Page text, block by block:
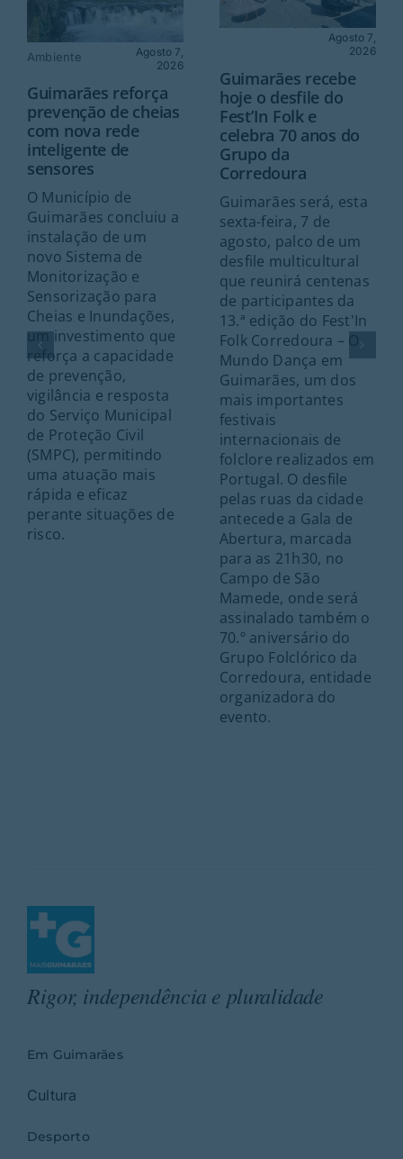
Ambiente
Agosto 7,
2026
Guimarães reforça
prevenção de cheias
com nova rede
inteligente de
sensores
O Município de
Guimarães concluiu a
instalação de um
novo Sistema de
Monitorização e
Sensorização para
Cheias e Inundações,
um investimento que
reforça a capacidade
de prevenção,
vigilância e resposta
do Serviço Municipal
de Proteção Civil
(SMPC), permitindo
uma atuação mais
rápida e eficaz
perante situações de
risco.
Agosto 7,
2026
Guimarães recebe
hoje o desfile do
Fest’In Folk e
celebra 70 anos do
Grupo da
Corredoura
Guimarães será, esta
sexta-feira, 7 de
agosto, palco de um
desfile multicultural
que reunirá centenas
de participantes da
13.ª edição do Fest'In
Folk Corredoura – O
Mundo Dança em
Guimarães, um dos
mais importantes
festivais
internacionais de
folclore realizados em
Portugal. O desfile
pelas ruas da cidade
antecede a Gala de
Abertura, marcada
para as 21h30, no
Campo de São
Mamede, onde será
assinalado também o
70.º aniversário do
Grupo Folclórico da
Corredoura, entidade
organizadora do
evento.
Rigor, independência e pluralidade
Em Guimarães
Cultura
Desporto